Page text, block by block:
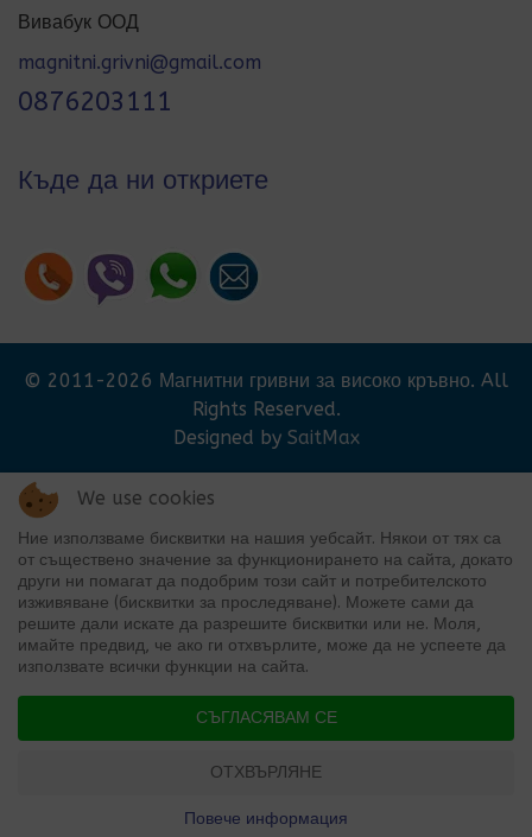
Вивабук ООД
magnitni.grivni@gmail.com
0876203111
Къде да ни откриете
© 2011-2026 Магнитни гривни за високо кръвно. All
Rights Reserved.
Designed by SaitMax
ПРОМО КОЛИЧКА
Партньорски сайтове:
www.vivabook.eu |www.myaloevera.co.uk|
www.za-teb.net
www.SaitMax.com|www.WetCleans.com
We use cookies
Ние използваме бисквитки на нашия уебсайт. Някои от тях са
от съществено значение за функционирането на сайта, докато
други ни помагат да подобрим този сайт и потребителското
изживяване (бисквитки за проследяване). Можете сами да
решите дали искате да разрешите бисквитки или не. Моля,
имайте предвид, че ако ги отхвърлите, може да не успеете да
използвате всички функции на сайта.
СЪГЛАСЯВАМ СЕ
ОТХВЪРЛЯНЕ
Повече информация